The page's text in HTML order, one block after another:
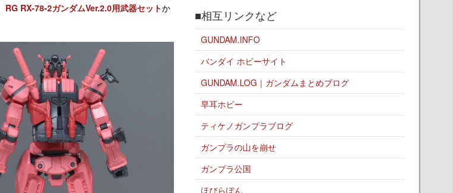
RG RX-78-2ガンダムVer.2.0用武器セットか
■相互リンクなど
GUNDAM.INFO
バンダイ ホビーサイト
GUNDAM.LOG｜ガンダムまとめブログ
早耳ホビー
ティケノガンプラブログ
ガンプラの山を崩せ
ガンプラ公国
ほびらぼん